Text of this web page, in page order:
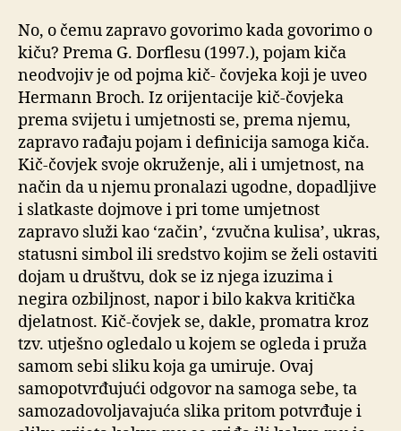
No, o čemu zapravo govorimo kada govorimo o
kiču? Prema G. Dorflesu (1997.), pojam kiča
neodvojiv je od pojma kič- čovjeka koji je uveo
Hermann Broch. Iz orijentacije kič-čovjeka
prema svijetu i umjetnosti se, prema njemu,
zapravo rađaju pojam i definicija samoga kiča.
Kič-čovjek svoje okruženje, ali i umjetnost, na
način da u njemu pronalazi ugodne, dopadljive
i slatkaste dojmove i pri tome umjetnost
zapravo služi kao ‘začin’, ‘zvučna kulisa’, ukras,
statusni simbol ili sredstvo kojim se želi ostaviti
dojam u društvu, dok se iz njega izuzima i
negira ozbiljnost, napor i bilo kakva kritička
djelatnost. Kič-čovjek se, dakle, promatra kroz
tzv. utješno ogledalo u kojem se ogleda i pruža
samom sebi sliku koja ga umiruje. Ovaj
samopotvrđujući odgovor na samoga sebe, ta
samozadovoljavajuća slika pritom potvrđuje i